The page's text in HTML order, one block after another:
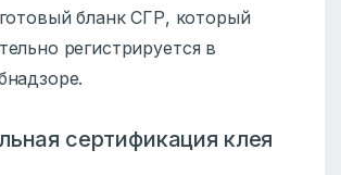
бланк СГР, который
регистрируется в
сертификация клея